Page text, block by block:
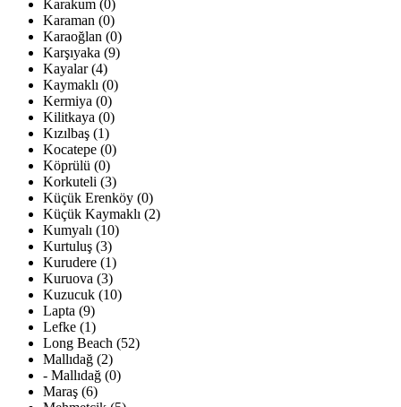
Karakum (0)
Karaman (0)
Karaoğlan (0)
Karşıyaka (9)
Kayalar (4)
Kaymaklı (0)
Kermiya (0)
Kilitkaya (0)
Kızılbaş (1)
Kocatepe (0)
Köprülü (0)
Korkuteli (3)
Küçük Erenköy (0)
Küçük Kaymaklı (2)
Kumyalı (10)
Kurtuluş (3)
Kurudere (1)
Kuruova (3)
Kuzucuk (10)
Lapta (9)
Lefke (1)
Long Beach (52)
Mallıdağ (2)
- Mallıdağ (0)
Maraş (6)